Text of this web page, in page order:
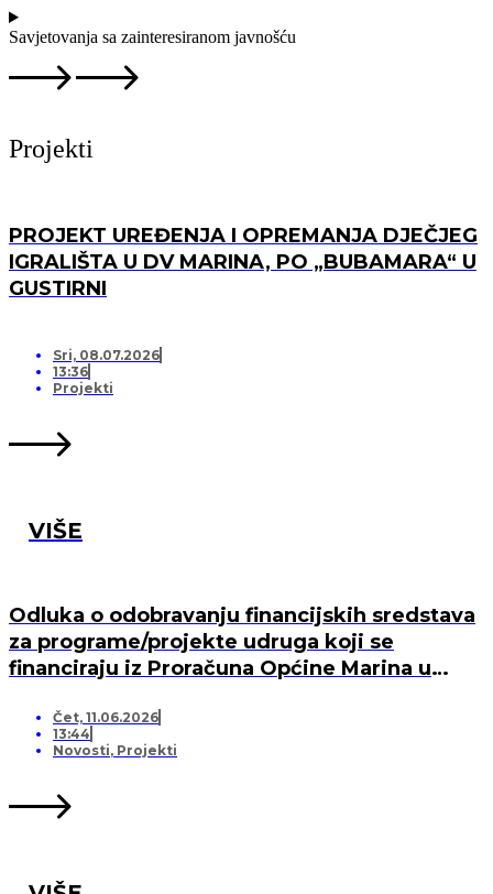
Savjetovanja sa zainteresiranom javnošću
Projekti
PROJEKT UREĐENJA I OPREMANJA DJEČJEG
IGRALIŠTA U DV MARINA, PO „BUBAMARA“ U
GUSTIRNI
Sri, 08.07.2026
13:36
Projekti
VIŠE
Odluka o odobravanju financijskih sredstava
za programe/projekte udruga koji se
financiraju iz Proračuna Općine Marina u
Čet, 11.06.2026
13:44
Novosti, Projekti